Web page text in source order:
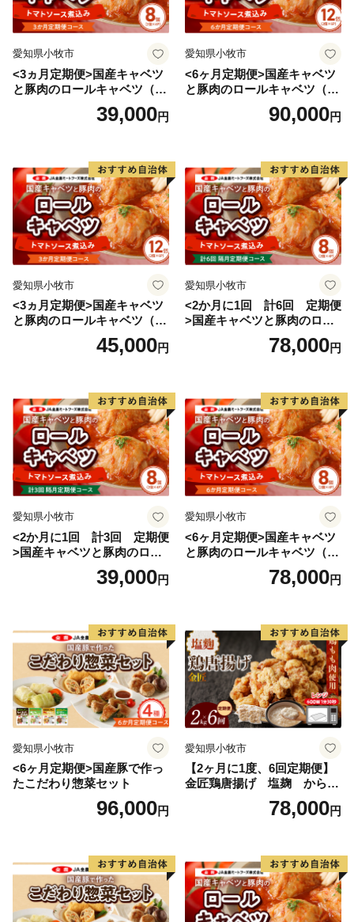
海岸部や離島には亜熱帯植物が分布しています。
愛知県小牧市
<3ヵ月定期便>国産キャベツ
と豚肉のロールキャベツ（4P
39,000円
愛知県小牧市
<6ヶ月定期便>国産キャベツ
と豚肉のロールキャベツ（6P
90,000円
愛知県小牧市
<3ヵ月定期便>国産キャベツ
と豚肉のロールキャベツ（6P
45,000円
愛知県小牧市
<2か月に1回 計6回 定期便
>国産キャベツと豚肉のロー
ルキャベツ（4P入り）
78,000円
愛知県小牧市
<2か月に1回 計3回 定期便
>国産キャベツと豚肉のロー
ルキャベツ（4P入り）
39,000円
愛知県小牧市
<6ヶ月定期便>国産キャベツ
と豚肉のロールキャベツ（4P
78,000円
愛知県小牧市
<6ヶ月定期便>国産豚で作っ
たこだわり惣菜セット
96,000円
愛知県小牧市
【2ヶ月に1度、6回定期便】
金匠鶏唐揚げ 塩麹 からあ
78,000円